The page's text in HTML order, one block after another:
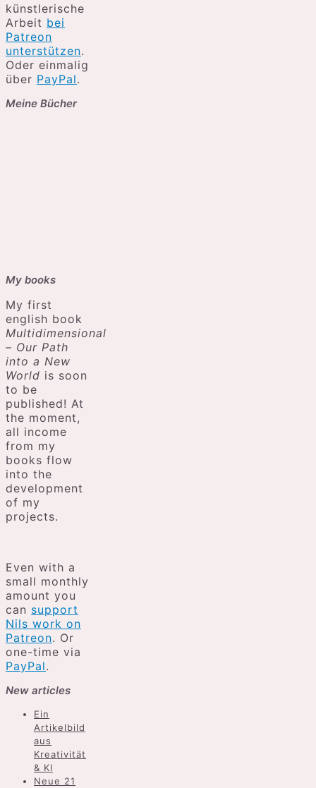
künstlerische
Arbeit bei
Patreon
unterstützen.
Oder einmalig
über PayPal.
Meine Bücher
My books
My first
english book
Multidimensional
– Our Path
into a New
World is soon
to be
published! At
the moment,
all income
from my
books flow
into the
development
of my
projects.
Even with a
small monthly
amount you
can support
Nils work on
Patreon. Or
one-time via
PayPal.
New articles
Ein
Artikelbild
aus
Kreativität
& KI
Neue 21